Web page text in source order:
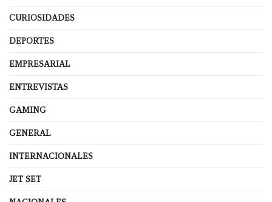
CURIOSIDADES
DEPORTES
EMPRESARIAL
ENTREVISTAS
GAMING
GENERAL
INTERNACIONALES
JET SET